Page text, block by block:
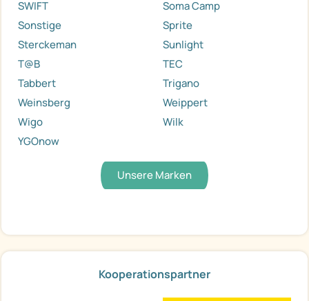
SWIFT
Soma Camp
Sonstige
Sprite
Sterckeman
Sunlight
T@B
TEC
Tabbert
Trigano
Weinsberg
Weippert
Wigo
Wilk
YGOnow
Unsere Marken
Kooperationspartner